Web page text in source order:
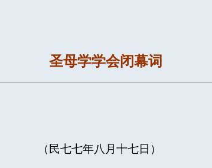
圣母学学会闭幕词
（民七七年八月十七日）